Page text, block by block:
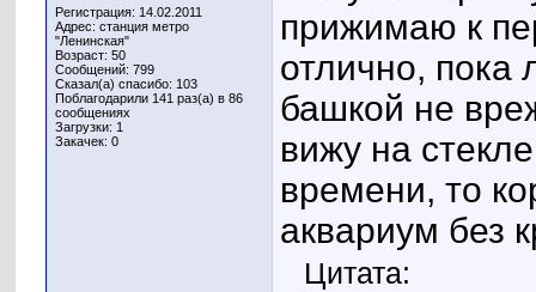
Регистрация: 14.02.2011
Адрес: станция метро
"Ленинская"
Возраст: 50
Сообщений: 799
Сказал(а) спасибо: 103
Поблагодарили 141 раз(а) в 86
сообщениях
Загрузки: 1
Закачек: 0
прижимаю к
отлично, пока
башкой не
вижу на
времени, то
аквариум без
Цитата: